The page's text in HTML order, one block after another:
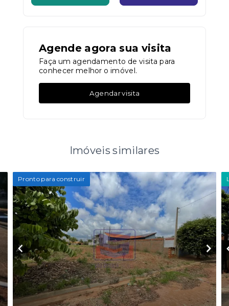
Agende agora sua visita
Faça um agendamento de visita para
conhecer melhor o imóvel.
Agendar visita
Imóveis similares
Pronto para construir